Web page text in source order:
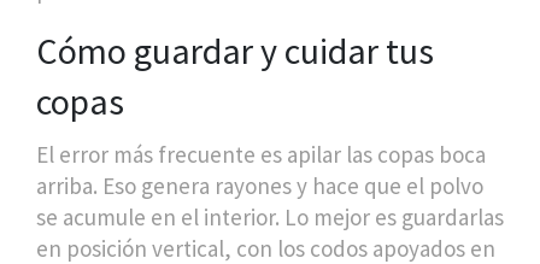
Cómo guardar y cuidar tus
copas
El error más frecuente es apilar las copas boca
arriba. Eso genera rayones y hace que el polvo
se acumule en el interior. Lo mejor es guardarlas
en posición vertical, con los codos apoyados en